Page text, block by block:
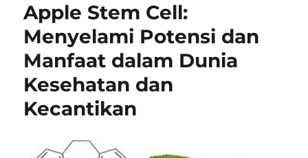
Apple Stem Cell:
Menyelami Potensi dan
Manfaat dalam Dunia
Kesehatan dan
Kecantikan